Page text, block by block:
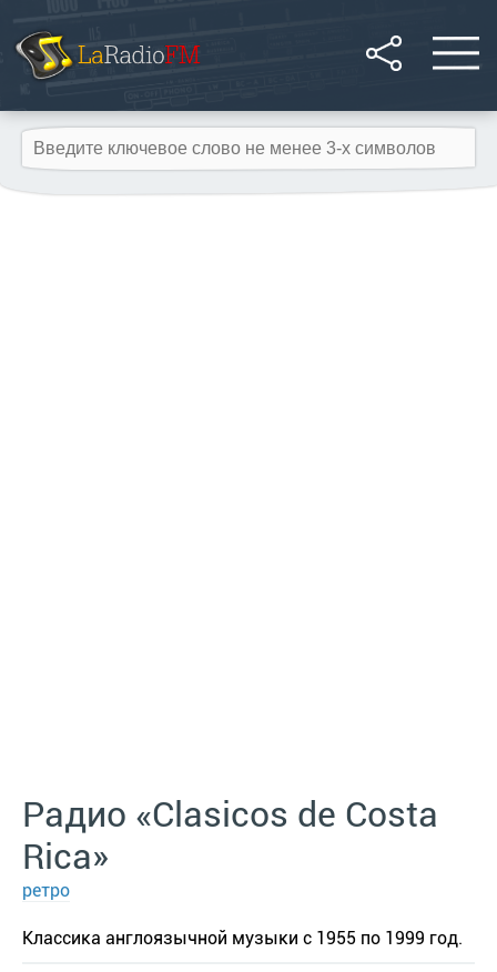
Радио «Clasicos de Costa
Rica»
ретро
Классика англоязычной музыки с 1955 по 1999 год.